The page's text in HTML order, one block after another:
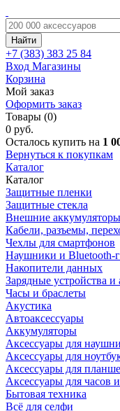
Найти
+7 (383) 383 25 84
Вход Магазины
Корзина
Мой заказ
Оформить заказ
Товары (0)
0 руб.
Осталось купить на 1
Вернуться к покупкам
Каталог
Каталог
Защитные пленки
Защитные стекла
Внешние аккумуляторы
Кабели, разъемы,
Чехлы для смартфонов
Наушники и Bluetooth-
Накопители данных
Зарядные устройства и
Часы и браслеты
Акустика
Автоаксессуары
Аккумуляторы
Аксессуары для
Аксессуары для
Аксессуары для
Аксессуары для часов
Бытовая техника
Всё для селфи